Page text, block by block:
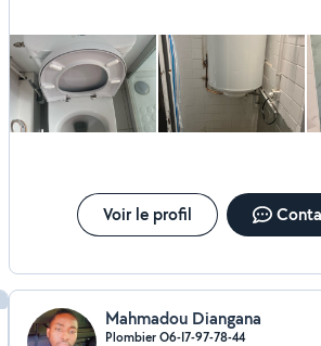
Voir le profil
Mahmadou Diangana
Plombier O6-I7-97-78-44